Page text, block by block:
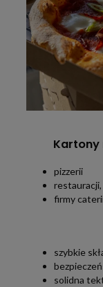
Kartony
pizzerii
restauracji,
firmy
szybkie
solidna